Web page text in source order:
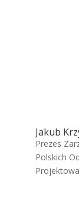
Jakub
Prezes
Polskich